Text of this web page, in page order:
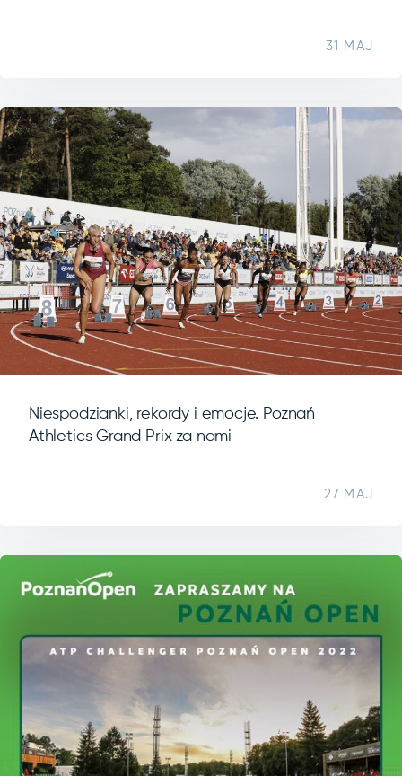
31 MAJ
Niespodzianki, rekordy i emocje. Poznań
Athletics Grand Prix za nami
27 MAJ